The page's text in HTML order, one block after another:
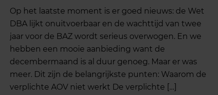
Op het laatste moment is er goed nieuws: de Wet
DBA lijkt onuitvoerbaar en de wachttijd van twee
jaar voor de BAZ wordt serieus overwogen. En we
hebben een mooie aanbieding want de
decembermaand is al duur genoeg. Maar er was
meer. Dit zijn de belangrijkste punten: Waarom de
verplichte AOV niet werkt De verplichte […]